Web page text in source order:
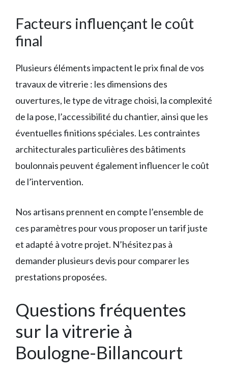
Facteurs influençant le coût
final
Plusieurs éléments impactent le prix final de vos
travaux de vitrerie : les dimensions des
ouvertures, le type de vitrage choisi, la complexité
de la pose, l’accessibilité du chantier, ainsi que les
éventuelles finitions spéciales. Les contraintes
architecturales particulières des bâtiments
boulonnais peuvent également influencer le coût
de l’intervention.
Nos artisans prennent en compte l’ensemble de
ces paramètres pour vous proposer un tarif juste
et adapté à votre projet. N’hésitez pas à
demander plusieurs devis pour comparer les
prestations proposées.
Questions fréquentes
sur la vitrerie à
Boulogne-Billancourt